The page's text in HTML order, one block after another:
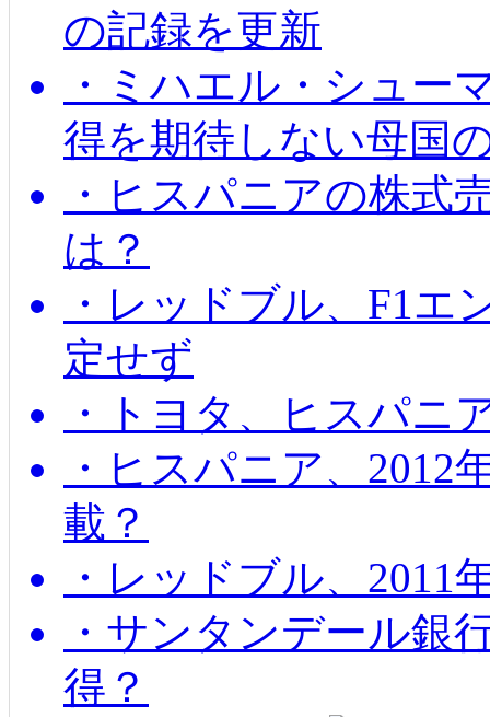
の記録を更新
・ミハエル・シュー
得を期待しない母国
・ヒスパニアの株式
は？
・レッドブル、F1エ
定せず
・トヨタ、ヒスパニ
・ヒスパニア、2012
載？
・レッドブル、2011
・サンタンデール銀
得？